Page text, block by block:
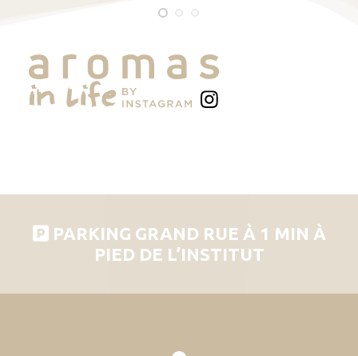
PARKING GRAND RUE À 1 MIN À
PIED DE L’INSTITUT